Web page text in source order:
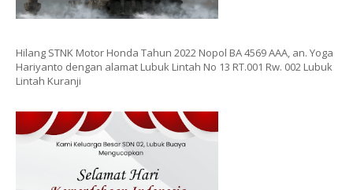
Hilang STNK Motor Honda Tahun 2022 Nopol BA 4569 AAA, an. Yoga
Hariyanto dengan alamat Lubuk Lintah No 13 RT.001 Rw. 002 Lubuk
Lintah Kuranji